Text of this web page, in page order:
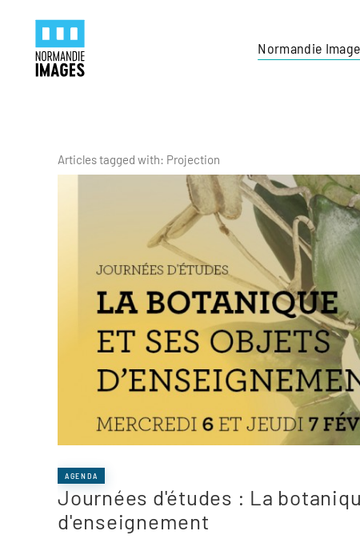
Skip to main content
Normandie
Articles tagged with: Projection
AGENDA
Journées d'études : La
d'enseignement